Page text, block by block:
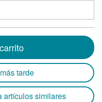
tarde
artículos similares